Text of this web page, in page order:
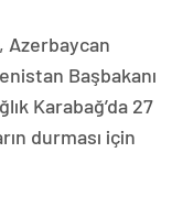
Azerbaycan
Başbakanı
Karabağ’da 27
durması için